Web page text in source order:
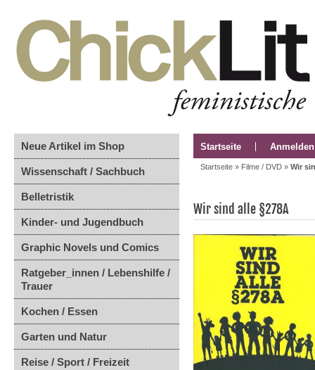
Neue Artikel im Shop
Wissenschaft / Sachbuch
Belletristik
Kinder- und Jugendbuch
Graphic Novels und Comics
Ratgeber_innen / Lebenshilfe /
Trauer
Kochen / Essen
Garten und Natur
Reise / Sport / Freizeit
Startseite Anmelden
Startseite » Filme / DVD » Wir
Wir sind alle §278A